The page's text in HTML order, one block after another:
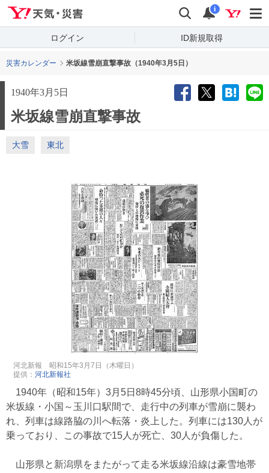
検索 通知
i
ログイン ID新規取得
災害カレンダー 米坂線雪崩直撃事故（1940年3月5日）
1940年3月5日
米坂線雪崩直撃事故
大雪 東北
河北新報 昭和15年3月7日（木曜日）
提供：河北新報社
1940年（昭和15年）3月5日8時45分頃、山形県小国町の
米坂線・小国～玉川口駅間で、走行中の列車が雪崩に襲わ
れ、列車は線路脇の川へ転落・炎上した。列車には130人が
乗っており、この事故で15人が死亡、30人が負傷した。
山形県と新潟県をまたがって走る米坂線沿線は豪雪地帯